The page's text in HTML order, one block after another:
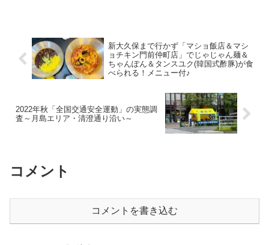
新大久保まで行かず「マショ飯店＆マシ
ョチキン門前仲町店」でじゃじゃん麺＆
ちゃんぽん＆タンスユク(韓国式酢豚)が食
べられる！メニュー付♪
2022年秋「全国交通安全運動」の実態調
査～月島エリア・清澄通り沿い～
コメント
コメントを書き込む